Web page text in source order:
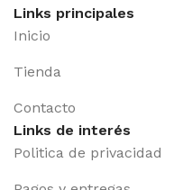
Links principales
Inicio
Tienda
Contacto
Links de interés
Politica de privacidad